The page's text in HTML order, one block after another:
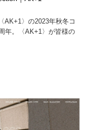
AK+1〉の2023年秋冬コ
年。〈AK+1〉が皆様の